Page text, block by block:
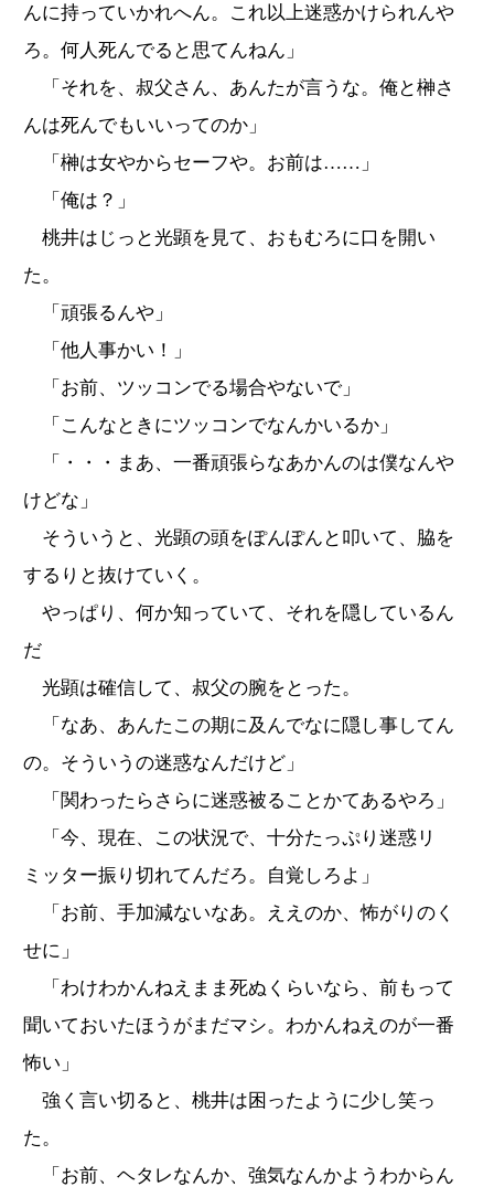
んに持っていかれへん。これ以上迷惑かけられんや
ろ。何人死んでると思てんねん」
「それを、叔父さん、あんたが言うな。俺と榊さ
んは死んでもいいってのか」
「榊は女やからセーフや。お前は……」
「俺は？」
桃井はじっと光顕を見て、おもむろに口を開い
た。
「頑張るんや」
「他人事かい！」
「お前、ツッコンでる場合やないで」
「こんなときにツッコンでなんかいるか」
「・・・まあ、一番頑張らなあかんのは僕なんや
けどな」
そういうと、光顕の頭をぽんぽんと叩いて、脇を
するりと抜けていく。
やっぱり、何か知っていて、それを隠しているん
だ
光顕は確信して、叔父の腕をとった。
「なあ、あんたこの期に及んでなに隠し事してん
の。そういうの迷惑なんだけど」
「関わったらさらに迷惑被ることかてあるやろ」
「今、現在、この状況で、十分たっぷり迷惑リ
ミッター振り切れてんだろ。自覚しろよ」
「お前、手加減ないなあ。ええのか、怖がりのく
せに」
「わけわかんねえまま死ぬくらいなら、前もって
聞いておいたほうがまだマシ。わかんねえのが一番
怖い」
強く言い切ると、桃井は困ったように少し笑っ
た。
「お前、ヘタレなんか、強気なんかようわからん